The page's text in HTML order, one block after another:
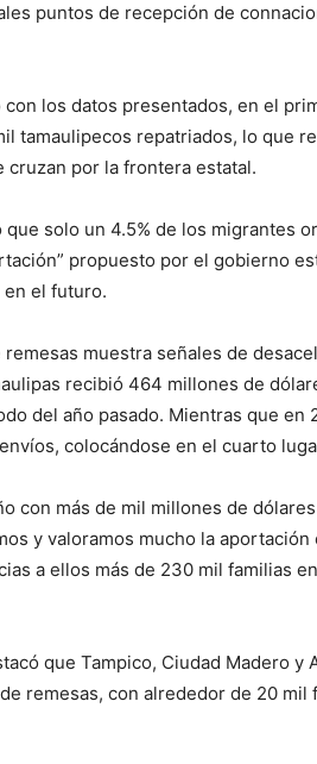
puntos de recepción de
los datos presentados, en el
tamaulipecos repatriados, lo que
por la frontera estatal.
solo un 4.5% de los migrantes
propuesto por el gobierno
el futuro.
muestra señales de
recibió 464 millones de
del año pasado. Mientras que en
colocándose en el cuarto
con más de mil millones de
y valoramos mucho la
a ellos más de 230 mil familias
que Tampico, Ciudad Madero y
remesas, con alrededor de 20 mil